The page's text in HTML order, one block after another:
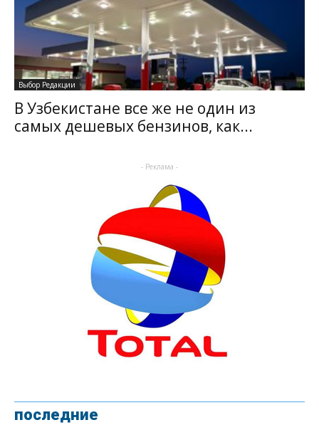
Выбор Редакции
В Узбекистане все же не один из
самых дешевых бензинов, как...
- Реклама -
последние